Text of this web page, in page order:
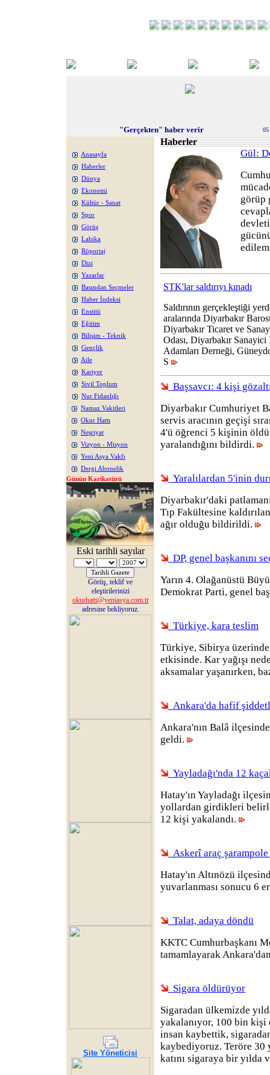
"Gerçekten" haber verir 05
Anasayfa
Haberler
Dünya
Ekonomi
Kültür - Sanat
Spor
Görüş
Lahika
Röportaj
Dizi
Yazarlar
Basından Seçmeler
Haber İndeksi
Enstitü
Eğitim
Bilişim - Teknik
Gençlik
Aile
Kariyer
Sivil Toplum
Nur Fidanlığı
Namaz Vakitleri
Okur Hattı
Neşriyat
Vizyon - Misyon
Yeni Asya Vakfı
Dergi Abonelik
Günün Karikatürü
Eski tarihli sayılar
Görüş, teklif ve
eleştirilerinizi
okurhatti@yeniasya.com.tr
adresine bekliyoruz.
Site Yöneticisi
Haberler
Gül:
görüp
STK'lar saldırıyı kınadı
Saldırının gerçekleştiği
aralarında Diyarbakır
Diyarbakır Ticaret ve
Odası, Diyarbakır Sanayici
Adamları Derneği,
S
Başsavcı: 4 kişi
Diyarbakır Cumhuriyet
servis aracının geçişi
4'ü öğrenci 5 kişinin
yaralandığını bildirdi.
Yaralılardan 5'inin
Diyarbakır'daki
Tıp Fakültesine
ağır olduğu bildirildi.
DP, genel başkanını
Yarın 4. Olağanüstü
Demokrat Parti, genel
Türkiye, kara teslim
Türkiye, Sibirya
etkisinde. Kar yağışı
aksamalar yaşanırken,
Ankara'da hafif
Ankara'nın Balâ
geldi.
Yayladağı'nda 12
Hatay'ın Yayladağı
yollardan girdikleri
12 kişi yakalandı.
Askerî araç
Hatay'ın Altınözü
yuvarlanması sonucu 6
Talat, adaya döndü
KKTC Cumhurbaşkanı
tamamlayarak
Sigara öldürüyor
Sigaradan ülkemizde
yakalanıyor, 100 bin kişi
insan kaybettik,
kaybediyoruz. Teröre 30
katını sigaraya bir yılda